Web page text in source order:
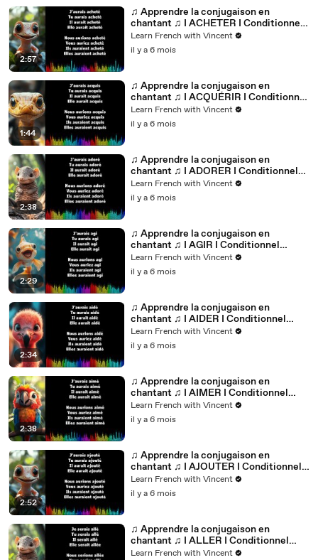
2:57
♫ Apprendre la conjugaison en
chantant ♫ I ACHETER I Conditionnel
Passé_
Learn French with Vincent
il y a 6 mois
1:44
♫ Apprendre la conjugaison en
chantant ♫ I ACQUÉRIR I Conditionnel
Passé_
Learn French with Vincent
il y a 6 mois
2:38
♫ Apprendre la conjugaison en
chantant ♫ I ADORER I Conditionnel
Passé_
Learn French with Vincent
il y a 6 mois
2:29
♫ Apprendre la conjugaison en
chantant ♫ I AGIR I Conditionnel
Passé_
Learn French with Vincent
il y a 6 mois
2:34
♫ Apprendre la conjugaison en
chantant ♫ I AIDER I Conditionnel
Passé_
Learn French with Vincent
il y a 6 mois
2:38
♫ Apprendre la conjugaison en
chantant ♫ I AIMER I Conditionnel
Passé_
Learn French with Vincent
il y a 6 mois
2:52
♫ Apprendre la conjugaison en
chantant ♫ I AJOUTER I Conditionnel
Passé_
Learn French with Vincent
il y a 6 mois
♫ Apprendre la conjugaison en
chantant ♫ I ALLER I Conditionnel
Passé_
Learn French with Vincent